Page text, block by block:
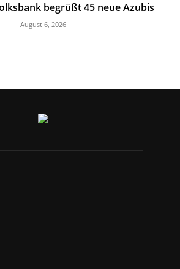
begrüßt 45 neue Azubis
August 6, 2026